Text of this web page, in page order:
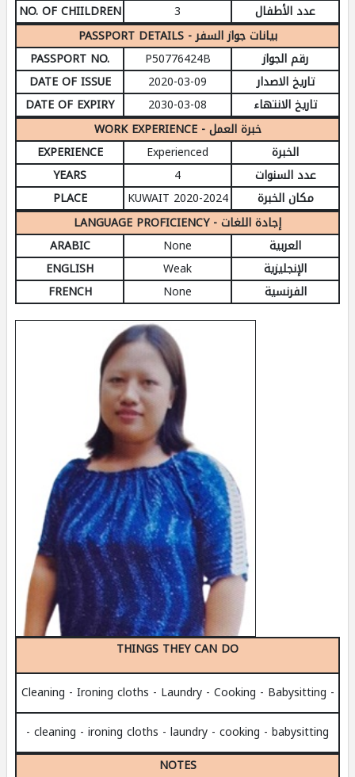
عدد الأطفال
3
NO. OF CHIILDREN
PASSPORT DETAILS - بيانات جواز السفر
رقم الجواز
P50776424B
PASSPORT NO.
تاريخ الاصدار
2020-03-09
DATE OF ISSUE
تاريخ الانتهاء
2030-03-08
DATE OF EXPIRY
WORK EXPERIENCE - خبرة العمل
الخبرة
Experienced
EXPERIENCE
عدد السنوات
4
YEARS
مكان الخبرة
KUWAIT 2020-2024
PLACE
LANGUAGE PROFICIENCY - إجادة اللغات
العربية
None
ARABIC
الإنجليزية
Weak
ENGLISH
الفرنسية
None
FRENCH
THINGS THEY CAN DO
- Cleaning - Ironing cloths - Laundry - Cooking - Babysitting
- cleaning - ironing cloths - laundry - cooking - babysitting
NOTES